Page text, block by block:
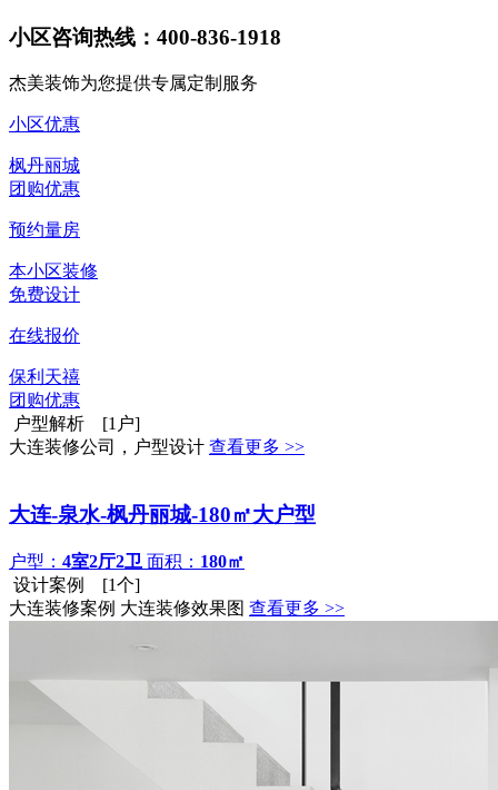
小区咨询热线： 400-836-1918
杰美装饰为您提供专属定制服务
小区优惠
枫丹丽城
团购优惠
预约量房
本小区装修
免费设计
在线报价
保利天禧
团购优惠
户型解析 [1户]
大连装修公司，户型设计 查看更多 >>
大连-泉水-枫丹丽城-180㎡大户型
户型： 4室2厅2卫 面积： 180㎡
设计案例 [1个]
大连装修案例 大连装修效果图 查看更多 >>